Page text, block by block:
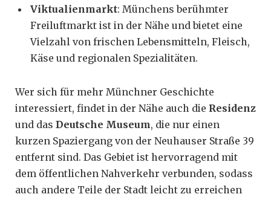
Viktualienmarkt: Münchens berühmter
Freiluftmarkt ist in der Nähe und bietet eine
Vielzahl von frischen Lebensmitteln, Fleisch,
Käse und regionalen Spezialitäten.
Wer sich für mehr Münchner Geschichte
interessiert, findet in der Nähe auch die Residenz
und das Deutsche Museum, die nur einen
kurzen Spaziergang von der Neuhauser Straße 39
entfernt sind. Das Gebiet ist hervorragend mit
dem öffentlichen Nahverkehr verbunden, sodass
auch andere Teile der Stadt leicht zu erreichen